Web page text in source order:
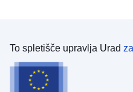
julija 2010 o nacionalni
kartiranja poplavne in
prispevati k razvoju načrtov
To spletišče upravlja Urad